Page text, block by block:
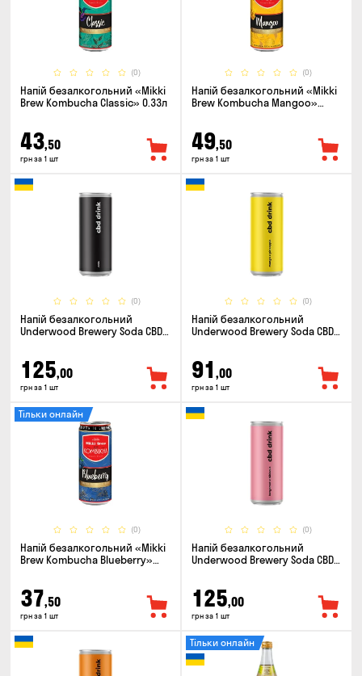
(0)
Напій безалкогольний «Mikki
Brew Kombucha Classic» 0.33л
43,50
грн за 1 шт
(0)
Напій безалкогольний «Mikki
Brew Kombucha Mangoo»
49,50
грн за 1 шт
(0)
Напій безалкогольний
Underwood Brewery Soda CBD
125,00
грн за 1 шт
(0)
Напій безалкогольний
Underwood Brewery Soda CBD
91 ,00
грн за 1 шт
(0)
Тільки онлайн
Напій безалкогольний «Mikki
Brew Kombucha Blueberry»
37,50
грн за 1 шт
(0)
Напій безалкогольний
Underwood Brewery Soda CBD
125,00
грн за 1 шт
Тільки онлайн